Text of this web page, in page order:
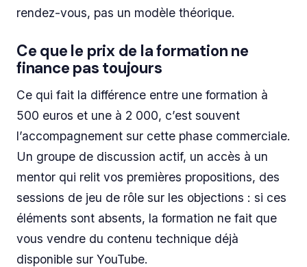
rendez-vous, pas un modèle théorique.
Ce que le prix de la formation ne
finance pas toujours
Ce qui fait la différence entre une formation à
500 euros et une à 2 000, c’est souvent
l’accompagnement sur cette phase commerciale.
Un groupe de discussion actif, un accès à un
mentor qui relit vos premières propositions, des
sessions de jeu de rôle sur les objections : si ces
éléments sont absents, la formation ne fait que
vous vendre du contenu technique déjà
disponible sur YouTube.